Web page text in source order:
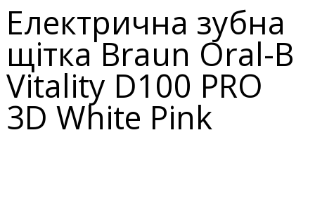
Електрична зубна
щітка Braun Oral-B
Vitality D100 PRO
3D White Pink